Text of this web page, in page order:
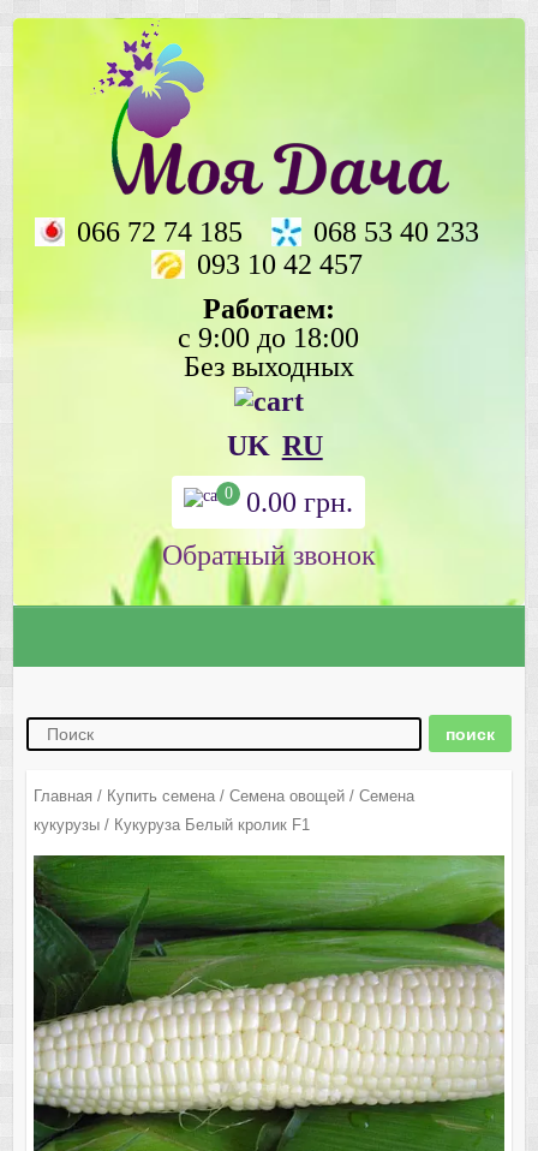
066 72 74 185
068 53 40 233
093 10 42 457
Работаем:
с 9:00 до 18:00
Без выходных
UK RU
0 0.00грн.
Главная / Купить семена/ Семена овощей/ Семена
кукурузы/ Кукуруза Белый кролик F1